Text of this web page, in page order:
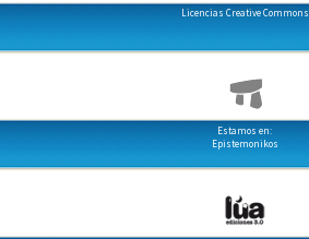
Licencias Creative Commons
Estamos en:
Epistemonikos